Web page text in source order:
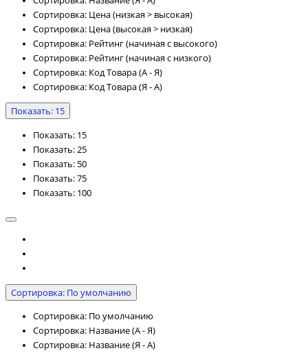
Сортировка: Цена (низкая > высокая)
Сортировка: Цена (высокая > низкая)
Сортировка: Рейтинг (начиная с высокого)
Сортировка: Рейтинг (начиная с низкого)
Сортировка: Код Товара (А - Я)
Сортировка: Код Товара (Я - А)
Показать: 15
Показать: 15
Показать: 25
Показать: 50
Показать: 75
Показать: 100
Сортировка: По умолчанию
Сортировка: По умолчанию
Сортировка: Название (А - Я)
Сортировка: Название (Я - А)